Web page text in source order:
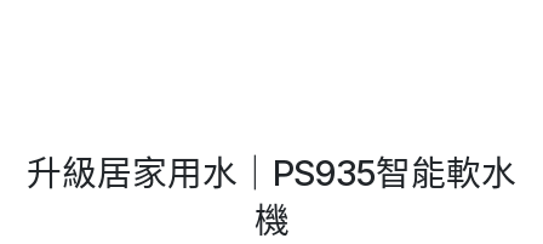
升級居家用水｜PS935智能軟水
機